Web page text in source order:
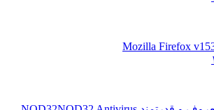
Mozilla Firefox